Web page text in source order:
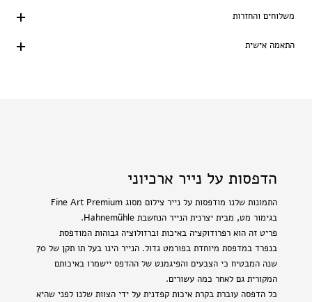
משלוחים והחזרות
התאמה אישית
הדפסות על נייר ארכיוני
התמונות שלנו מודפסות על נייר צילום מסוג Fine Art Premium
בגימור מט, מבית יצרנית הנייר הנחשבת Hahnemühle.
פריט זה הוא רפרודוקציה באיכות וברזולוציה גבוהות המודפסת
בנפרד במדפסת מיוחדת בפורמט גדול. הנייר הינו בעל תו תקן של 70
שנה המבטיח כי הצבעים והפיגמנט של ההדפס יישמרו באיכותם
המקורית גם לאחר כמה עשורים.
כל הדפסה עוברת בקרת איכות קפדנית על ידי הצוות שלנו לפני שהיא